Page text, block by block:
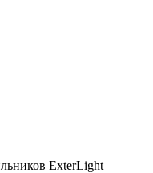
ExterLight